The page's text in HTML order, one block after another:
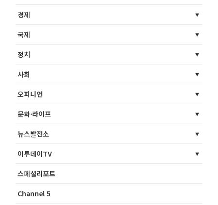
경제
국제
정치
사회
오피니언
문화·라이프
뉴스발전소
이투데이TV
스페셜리포트
Channel 5